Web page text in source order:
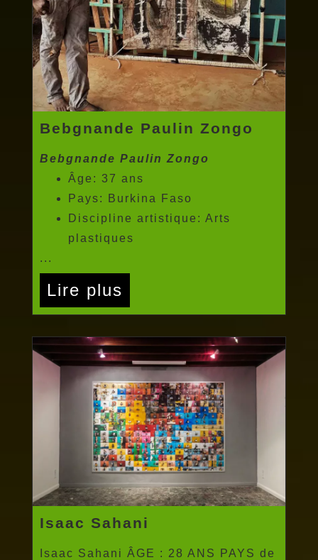
Bebgnande Paulin Zongo
Bebgnande Paulin Zongo
Âge: 37 ans
Pays: Burkina Faso
Discipline artistique: Arts
plastiques
...
Lire plus
Isaac Sahani
Isaac Sahani ÂGE : 28 ANS PAYS de